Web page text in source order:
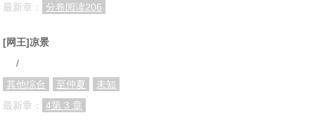
最新章：
分卷阅读206
[网王]凉景
/
其他综合
至仲夏
未知
最新章：
4第 3 章